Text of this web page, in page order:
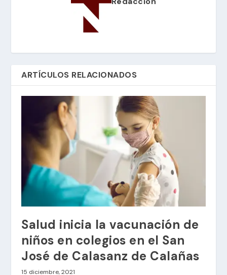
ARTÍCULOS RELACIONADOS
Salud inicia la vacunación de
niños en colegios en el San
José de Calasanz de Calañas
15 diciembre, 2021